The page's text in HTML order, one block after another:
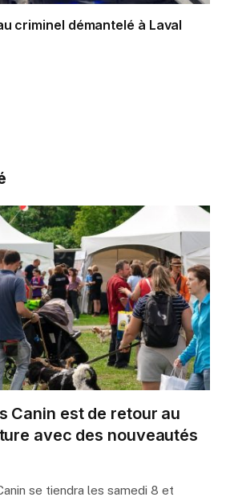
criminel démantelé à Laval
Canin est de retour au
avec des nouveautés
se tiendra les samedi 8 et